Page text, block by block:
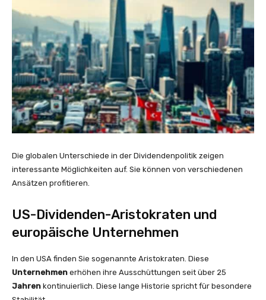
Die globalen Unterschiede in der Dividendenpolitik zeigen
interessante Möglichkeiten auf. Sie können von verschiedenen
Ansätzen profitieren.
US-Dividenden-Aristokraten und
europäische Unternehmen
In den USA finden Sie sogenannte Aristokraten. Diese
Unternehmen erhöhen ihre Ausschüttungen seit über 25
Jahren kontinuierlich. Diese lange Historie spricht für besondere